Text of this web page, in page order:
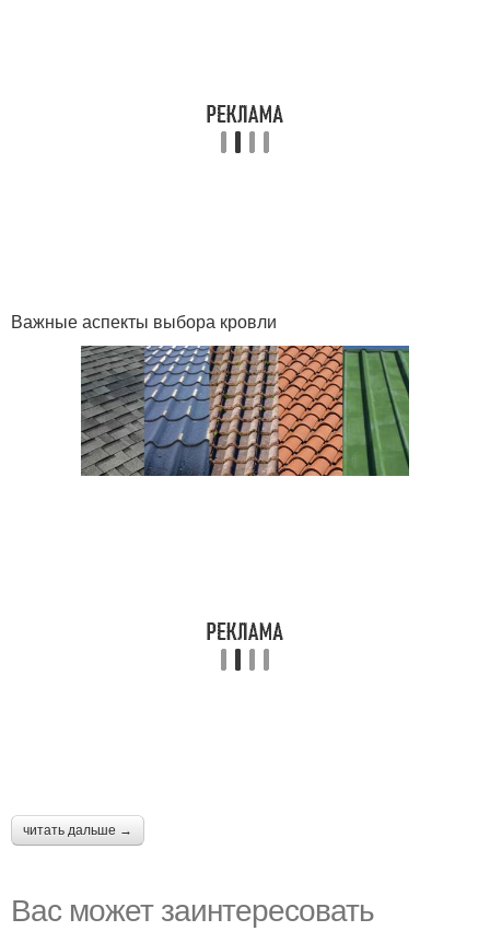
Важные аспекты выбора кровли
читать дальше →
Вас может заинтересовать